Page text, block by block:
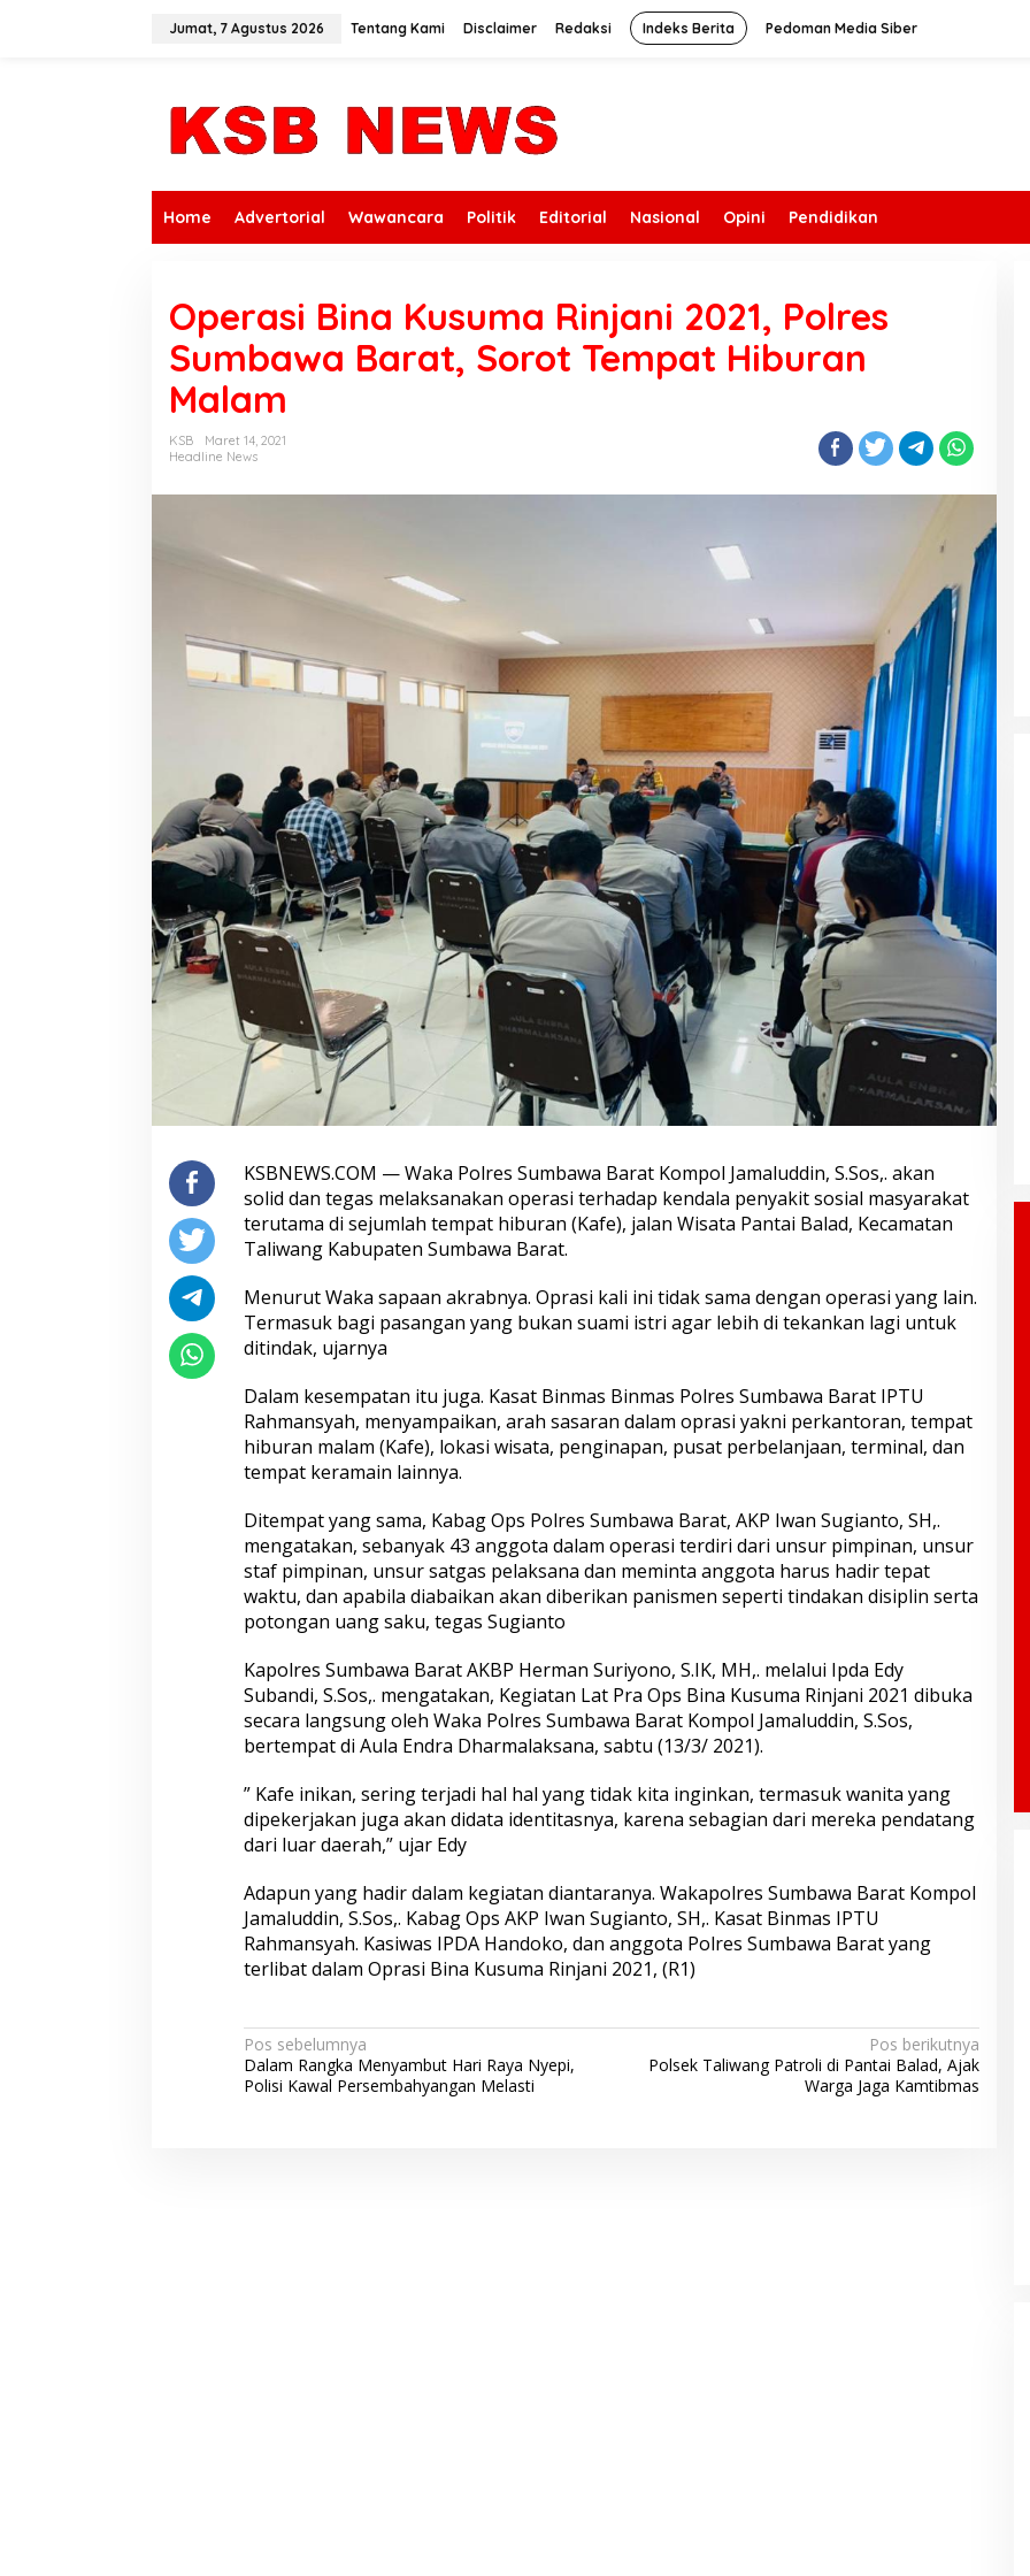
Jumat, 7 Agustus 2026 Tentang Kami Disclaimer Redaksi Indeks Berita Pedoman Media Siber
Home Advertorial Wawancara Politik Editorial Nasional Opini Pendidikan
Operasi Bina Kusuma Rinjani 2021, Polres
Sumbawa Barat, Sorot Tempat Hiburan
Malam
KSB
Maret 14, 2021
Headline News
KSBNEWS.COM — Waka Polres Sumbawa Barat Kompol Jamaluddin, S.Sos,. akan
solid dan tegas melaksanakan operasi terhadap kendala penyakit sosial masyarakat
terutama di sejumlah tempat hiburan (Kafe), jalan Wisata Pantai Balad, Kecamatan
Taliwang Kabupaten Sumbawa Barat.
Menurut Waka sapaan akrabnya. Oprasi kali ini tidak sama dengan operasi yang lain.
Termasuk bagi pasangan yang bukan suami istri agar lebih di tekankan lagi untuk
ditindak, ujarnya
Dalam kesempatan itu juga. Kasat Binmas Binmas Polres Sumbawa Barat IPTU
Rahmansyah, menyampaikan, arah sasaran dalam oprasi yakni perkantoran, tempat
hiburan malam (Kafe), lokasi wisata, penginapan, pusat perbelanjaan, terminal, dan
tempat keramain lainnya.
Ditempat yang sama, Kabag Ops Polres Sumbawa Barat, AKP Iwan Sugianto, SH,.
mengatakan, sebanyak 43 anggota dalam operasi terdiri dari unsur pimpinan, unsur
staf pimpinan, unsur satgas pelaksana dan meminta anggota harus hadir tepat
waktu, dan apabila diabaikan akan diberikan panismen seperti tindakan disiplin serta
potongan uang saku, tegas Sugianto
Kapolres Sumbawa Barat AKBP Herman Suriyono, S.IK, MH,. melalui Ipda Edy
Subandi, S.Sos,. mengatakan, Kegiatan Lat Pra Ops Bina Kusuma Rinjani 2021 dibuka
secara langsung oleh Waka Polres Sumbawa Barat Kompol Jamaluddin, S.Sos,
bertempat di Aula Endra Dharmalaksana, sabtu (13/3/ 2021).
” Kafe inikan, sering terjadi hal hal yang tidak kita inginkan, termasuk wanita yang
dipekerjakan juga akan didata identitasnya, karena sebagian dari mereka pendatang
dari luar daerah,” ujar Edy
Adapun yang hadir dalam kegiatan diantaranya. Wakapolres Sumbawa Barat Kompol
Jamaluddin, S.Sos,. Kabag Ops AKP Iwan Sugianto, SH,. Kasat Binmas IPTU
Rahmansyah. Kasiwas IPDA Handoko, dan anggota Polres Sumbawa Barat yang
terlibat dalam Oprasi Bina Kusuma Rinjani 2021, (R1)
N
a
Pos sebelumnya
Dalam Rangka Menyambut Hari Raya Nyepi,
Polisi Kawal Persembahyangan Melasti
Pos berikutnya
Polsek Taliwang Patroli di Pantai Balad, Ajak
Warga Jaga Kamtibmas